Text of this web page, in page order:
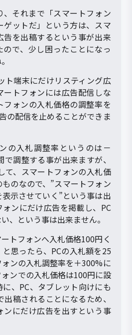
、それまで「スマートフォン
ゲットだ」という方は、スマ
告を出稿するという事が出来
ので、少し困ったことになっ
ト端末にだけリスティング広
ートフォンには広告配信しな
フォンの入札価格の調整率を
の配信を止めることができま
の入札調整率というのは－
調整する事が出来ますが、
て、スマートフォンの入札価
のなので、”スマートフォン
示させていく”という事は出
ンにだけ広告を掲載し、PC
、という事は出来ません。
トフォンへ入札価格100円く
思ったら、PCの入札額を25
ンの入札調整率を＋300%に
ンでの入札価格は100円に設
、PC、タブレット向けにも
稿されることになるため、
ンにだけ広告を出すという事